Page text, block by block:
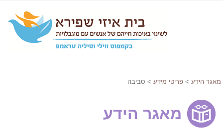
מאגר הידע > פריטי מידע > סביבה
מאגר הידע